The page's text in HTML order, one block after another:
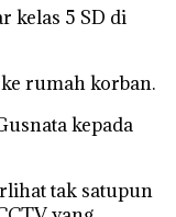
kelas 5 SD di
rumah korban.
kepada
tak satupun